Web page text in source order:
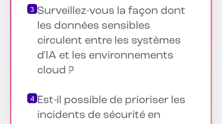
Surveillez-vous la façon dont
les données sensibles
circulent entre les systèmes
d'IA et les environnements
cloud ?
Est-il possible de prioriser les
incidents de sécurité en